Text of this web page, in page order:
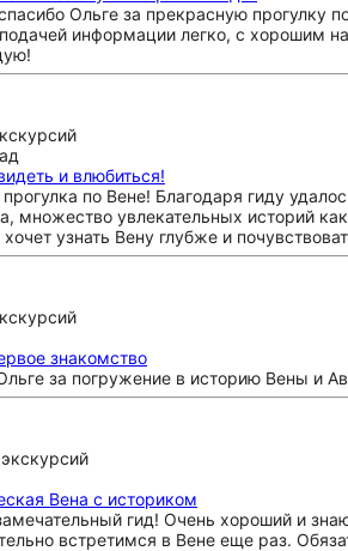
Ольге за прекрасную прогулку
информации легко, с хорошим
и влюбиться!
по Вене! Благодаря гиду
множество увлекательных историй
узнать Вену глубже и
знакомство
за погружение в историю Вены и
Вена с историком
гид! Очень хороший и
встретимся в Вене еще раз.